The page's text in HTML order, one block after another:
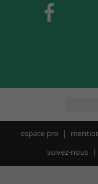
espace pro
suivez-nous